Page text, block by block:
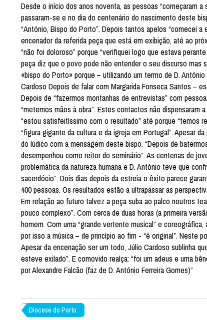
Desde o início dos anos noventa, as pessoas “começaram
passaram-se e no dia do centenário do nascimento deste
“António, Bispo do Porto”. Depois tantos apelos “comecei
encenador da referida peça que está em exibição, até ao
“não foi doloroso” porque “verifiquei logo que estava
peça diz que o povo pode não entender o seu discurso mas
«bispo do Porto» porque – utilizando um termo de D.
Cardoso Depois de falar com Margarida Fonseca Santos –
Depois de “fazermos montanhas de entrevistas” com
“metemos mãos à obra”. Estes contactos não dispensaram
“estou satisfeitíssimo com o resultado” até porque “temos
“figura gigante da cultura e da igreja em Portugal”. Apesar
do lúdico com a mensagem deste bispo. “Depois de
desempenhou como reitor do seminário”. As centenas de
problemática da natureza humana e D. António teve que
sacerdócio”. Dois dias depois da estreia o êxito parece
400 pessoas. Os resultados estão a ultrapassar as
Em relação ao futuro talvez a peça suba ao palco noutros
pouco complexo”. Com cerca de duas horas (a primeira
homem. Com uma “grande vertente musical” e
por isso a música – de princípio ao fim - “é original”. Neste
Apesar da encenação ser um todo, Júlio Cardoso sublinha
esteve exilado”. E comovido realça: “foi um adeus e uma
por Alexandre Falcão (faz de D. António Ferreira Gomes)”
Diocese do Porto